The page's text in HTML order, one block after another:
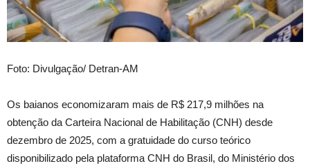
Foto: Divulgação/ Detran-AM
Os baianos economizaram mais de R$ 217,9 milhões na
obtenção da Carteira Nacional de Habilitação (CNH) desde
dezembro de 2025, com a gratuidade do curso teórico
disponibilizado pela plataforma CNH do Brasil, do Ministério dos